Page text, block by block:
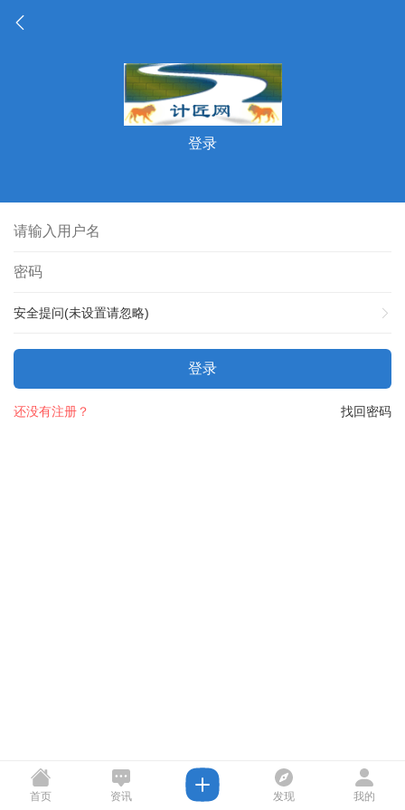
登录
安全提问(未设置请忽略)
登录
找回密码
还没有注册？
首页 资讯 发现 我的